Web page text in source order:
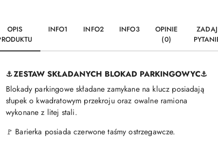
OPIS
INFO1 INFO2 INFO3
OPINIE
(0)
ZADAJ
⚓ZESTAW SKŁADANYCH BLOKAD PARKINGOWYC⚓
Blokady parkingowe składane zamykane na klucz posiadają
słupek o kwadratowym przekroju oraz owalne ramiona
wykonane z litej stali.
🚩 Barierka posiada czerwone taśmy ostrzegawcze.